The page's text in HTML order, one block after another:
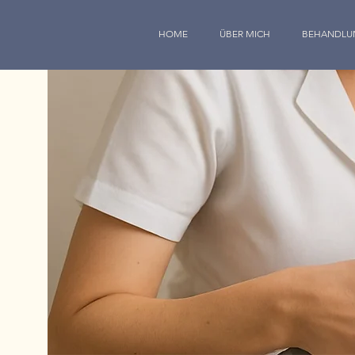
HOME ÜBER MICH